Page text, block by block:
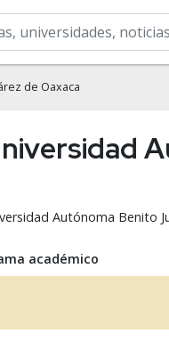
de Oaxaca
Autónoma Benito
académico